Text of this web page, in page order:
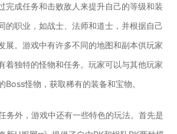
完成任务和击败敌人来提升自己的等级和装
的职业，如战士、法师和道士，并根据自己
展。游戏中有许多不同的地图和副本供玩家
着独特的怪物和任务。玩家可以与其他玩家
Boss怪物，获取稀有的装备和宝物。
务外，游戏中还有一些特色的玩法。首先是